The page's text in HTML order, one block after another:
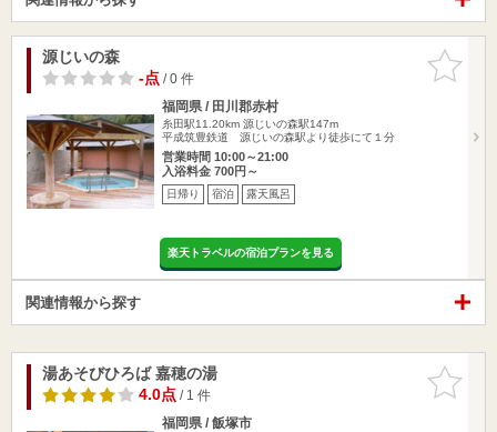
お気に入
りに追加
源じいの森
-点/ 0 件
福岡県 / 田川郡赤村
糸田駅11.20km 源じいの森駅147m
平成筑豊鉄道 源じいの森駅より徒歩にて１分
営業時間 10:00～21:00
入浴料金 700円～
日帰り 宿泊 露天風呂
楽天トラベルの宿泊プランを見る
関連情報から探す
お気に入
りに追加
湯あそびひろば 嘉穂の湯
4.0点/ 1 件
福岡県 / 飯塚市